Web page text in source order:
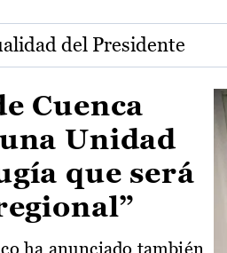
del Presidente
Cuenca
Unidad
que será
ha anunciado también